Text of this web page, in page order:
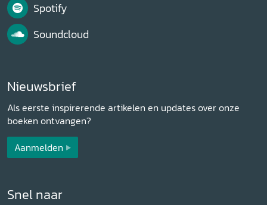
Spotify
Soundcloud
Nieuwsbrief
Als eerste inspirerende artikelen en updates over onze
boeken ontvangen?
Aanmelden
Snel naar